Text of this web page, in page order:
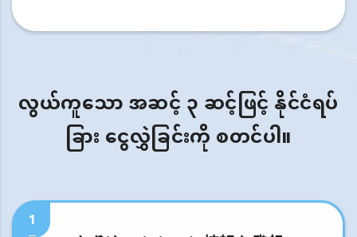
လွယ်ကူသော အဆင့် ၃ ဆင့်ဖြင့် နိုင်ငံရပ်
ခြား ငွေလွှဲခြင်းကို စတင်ပါ။
1